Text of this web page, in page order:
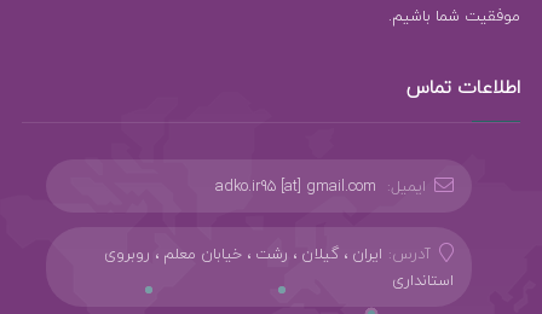
موفقیت شما باشیم.
اطلاعات تماس
ایمیل: adko.ir95 [at] gmail.com
آدرس: ایران ، گیلان ، رشت ، خیابان معلم ، روبروی
استانداری